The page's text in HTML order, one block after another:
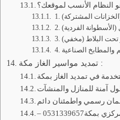
النظام الأنسب لموقعك؟
تمديد مواسير الغاز مكة :
آمنة للمنازل والمنشآت
رسمي واطمئنان دائم
جدول أسعار صيانة دورية لأنظمة الغاز المركزي بمكة0531339657 –